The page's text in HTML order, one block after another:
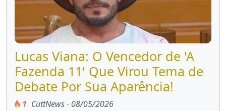
Lucas Viana: O Vencedor de 'A
Fazenda 11' Que Virou Tema de
Debate Por Sua Aparência!
1 CuttNews- 08/05/2026